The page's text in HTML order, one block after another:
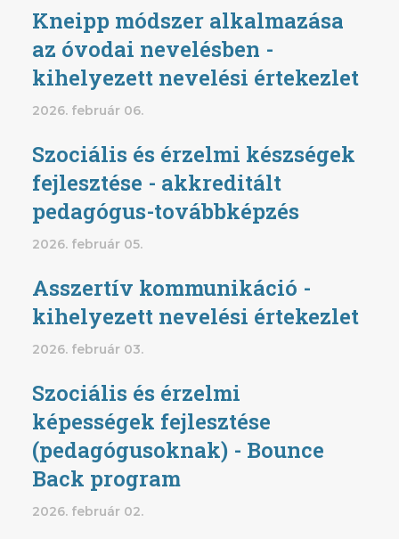
Kneipp módszer alkalmazása
az óvodai nevelésben -
kihelyezett nevelési értekezlet
2026. február 06.
Szociális és érzelmi készségek
fejlesztése - akkreditált
pedagógus-továbbképzés
2026. február 05.
Asszertív kommunikáció -
kihelyezett nevelési értekezlet
2026. február 03.
Szociális és érzelmi
képességek fejlesztése
(pedagógusoknak) - Bounce
Back program
2026. február 02.